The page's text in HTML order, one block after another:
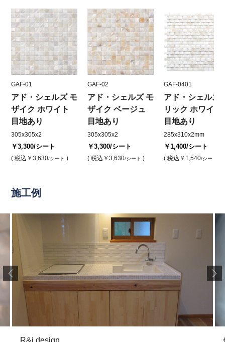
GAF-01
アド・シェルズ モ
ザイク ホワイト
目地あり
305x305x2
￥3,300/シート
( 税込 ￥3,630/シート )
GAF-02
アド・シェルズ モ
ザイク ベージュ
目地あり
305x305x2
￥3,300/シート
( 税込 ￥3,630/シート )
GAF-0401
アド・シェルズ
リック ホワイト
目地あり
285x310x2mm
￥1,400/シート
( 税込 ￥1,540/シート
施工例